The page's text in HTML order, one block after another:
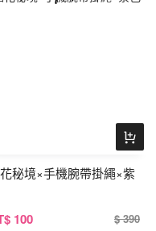
秘境×手機腕帶掛繩×紫
$ 100 $ 390